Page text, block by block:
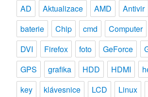
AD Aktualizace AMD Antivir
baterie
Chip cmd Computer
DVI
Firefox foto GeForce
GPS
grafika HDD HDMI
key
klávesnice LCD Linux